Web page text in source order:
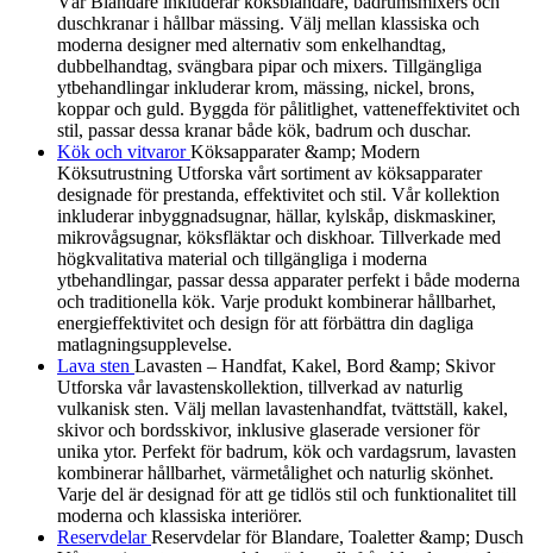
duschkranar i hållbar mässing. Välj mellan klassiska och
moderna designer med alternativ som enkelhandtag,
dubbelhandtag, svängbara pipar och mixers. Tillgängliga
ytbehandlingar inkluderar krom, mässing, nickel, brons,
koppar och guld. Byggda för pålitlighet, vatteneffektivitet och
stil, passar dessa kranar både kök, badrum och duschar.
Kök och vitvarorKöksapparater &amp; Modern
Köksutrustning Utforska vårt sortiment av köksapparater
designade för prestanda, effektivitet och stil. Vår kollektion
inkluderar inbyggnadsugnar, hällar, kylskåp, diskmaskiner,
mikrovågsugnar, köksfläktar och diskhoar. Tillverkade med
högkvalitativa material och tillgängliga i moderna
ytbehandlingar, passar dessa apparater perfekt i både moderna
och traditionella kök. Varje produkt kombinerar hållbarhet,
energieffektivitet och design för att förbättra din dagliga
matlagningsupplevelse.
Lava sten Lavasten – Handfat, Kakel, Bord &amp; Skivor
Utforska vår lavastenskollektion, tillverkad av naturlig
vulkanisk sten. Välj mellan lavastenhandfat, tvättställ, kakel,
skivor och bordsskivor, inklusive glaserade versioner för
unika ytor. Perfekt för badrum, kök och vardagsrum, lavasten
kombinerar hållbarhet, värmetålighet och naturlig skönhet.
Varje del är designad för att ge tidlös stil och funktionalitet till
moderna och klassiska interiörer.
ReservdelarReservdelar för Blandare, Toaletter &amp; Dusch